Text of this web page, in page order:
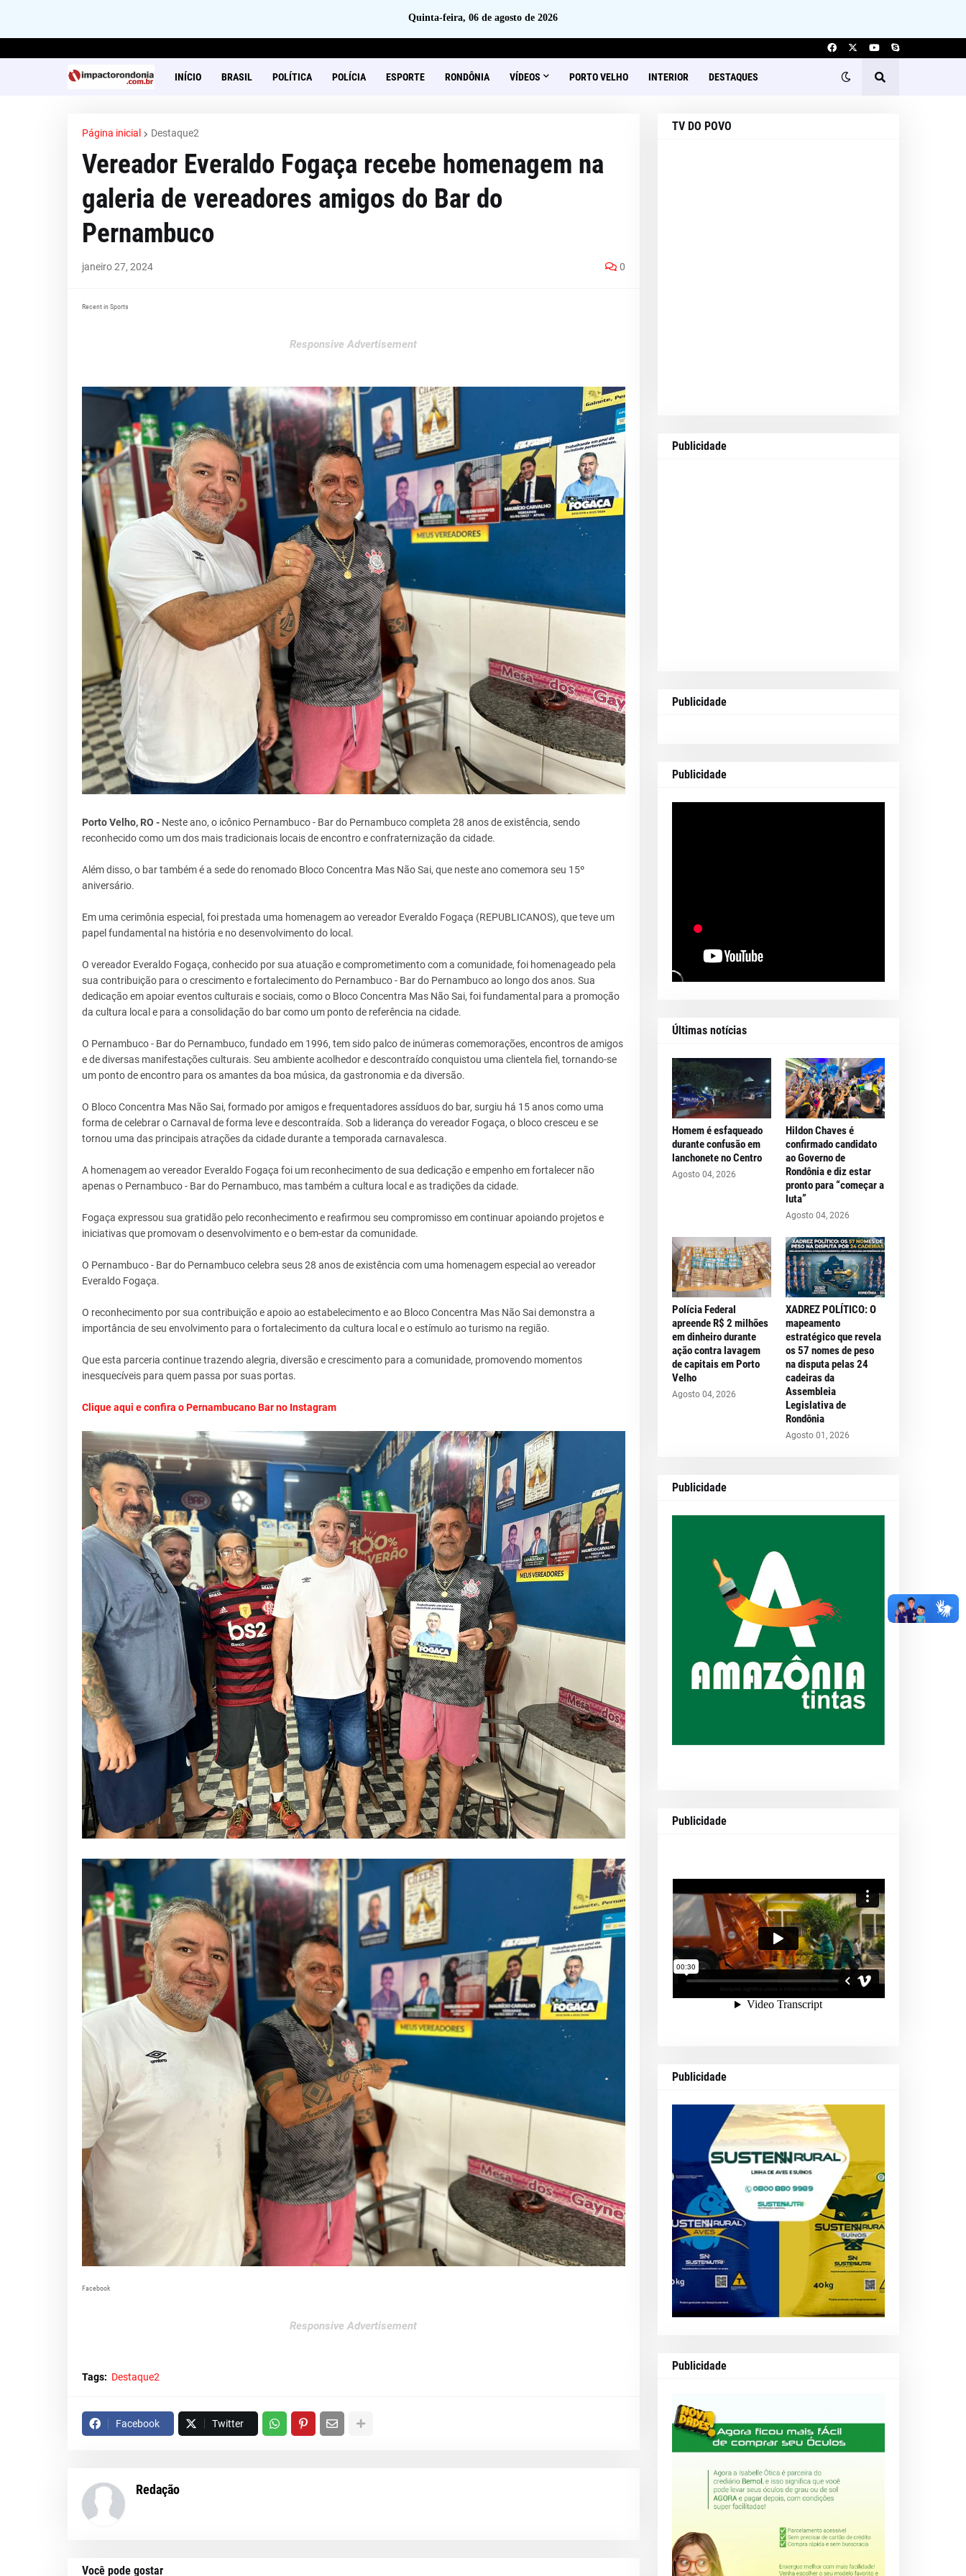
Quinta-feira, 06 de agosto de 2026
INÍCIO BRASIL POLÍTICA POLÍCIA ESPORTE RONDÔNIA VÍDEOS PORTO VELHO INTERIOR DESTAQUES
Página inicial Destaque2
Vereador Everaldo Fogaça recebe homenagem na
galeria de vereadores amigos do Bar do
Pernambuco
janeiro 27, 2024 0
Recent in Sports
Responsive Advertisement
Porto Velho, RO - Neste ano, o icônico Pernambuco - Bar do Pernambuco completa 28 anos de existência, sendo
reconhecido como um dos mais tradicionais locais de encontro e confraternização da cidade.
Além disso, o bar também é a sede do renomado Bloco Concentra Mas Não Sai, que neste ano comemora seu 15º
aniversário.
Em uma cerimônia especial, foi prestada uma homenagem ao vereador Everaldo Fogaça (REPUBLICANOS), que teve um
papel fundamental na história e no desenvolvimento do local.
O vereador Everaldo Fogaça, conhecido por sua atuação e comprometimento com a comunidade, foi homenageado pela
sua contribuição para o crescimento e fortalecimento do Pernambuco - Bar do Pernambuco ao longo dos anos. Sua
dedicação em apoiar eventos culturais e sociais, como o Bloco Concentra Mas Não Sai, foi fundamental para a promoção
da cultura local e para a consolidação do bar como um ponto de referência na cidade.
O Pernambuco - Bar do Pernambuco, fundado em 1996, tem sido palco de inúmeras comemorações, encontros de amigos
e de diversas manifestações culturais. Seu ambiente acolhedor e descontraído conquistou uma clientela fiel, tornando-se
um ponto de encontro para os amantes da boa música, da gastronomia e da diversão.
O Bloco Concentra Mas Não Sai, formado por amigos e frequentadores assíduos do bar, surgiu há 15 anos como uma
forma de celebrar o Carnaval de forma leve e descontraída. Sob a liderança do vereador Fogaça, o bloco cresceu e se
tornou uma das principais atrações da cidade durante a temporada carnavalesca.
A homenagem ao vereador Everaldo Fogaça foi um reconhecimento de sua dedicação e empenho em fortalecer não
apenas o Pernambuco - Bar do Pernambuco, mas também a cultura local e as tradições da cidade.
Fogaça expressou sua gratidão pelo reconhecimento e reafirmou seu compromisso em continuar apoiando projetos e
iniciativas que promovam o desenvolvimento e o bem-estar da comunidade.
O Pernambuco - Bar do Pernambuco celebra seus 28 anos de existência com uma homenagem especial ao vereador
Everaldo Fogaça.
O reconhecimento por sua contribuição e apoio ao estabelecimento e ao Bloco Concentra Mas Não Sai demonstra a
importância de seu envolvimento para o fortalecimento da cultura local e o estímulo ao turismo na região.
Que esta parceria continue trazendo alegria, diversão e crescimento para a comunidade, promovendo momentos
inesquecíveis para quem passa por suas portas.
Clique aqui e confira o Pernambucano Bar no Instagram
Facebook
Responsive Advertisement
Tags: Destaque2
Facebook Twitter
Redação
Você pode gostar
TV DO POVO
Publicidade
Publicidade
Publicidade
Últimas notícias
Homem é esfaqueado
durante confusão em
lanchonete no Centro
Agosto 04, 2026
Hildon Chaves é
confirmado candidato
ao Governo de
Rondônia e diz estar
pronto para “começar a
luta”
Agosto 04, 2026
Polícia Federal
apreende R$ 2 milhões
em dinheiro durante
ação contra lavagem
de capitais em Porto
Velho
Agosto 04, 2026
XADREZ POLÍTICO: O
mapeamento
estratégico que revela
os 57 nomes de peso
na disputa pelas 24
cadeiras da
Assembleia
Legislativa de
Rondônia
Agosto 01, 2026
Publicidade
Publicidade
Publicidade
Publicidade